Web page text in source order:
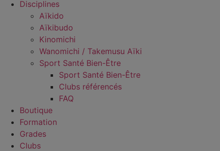
Disciplines
Aïkido
Aïkibudo
Kinomichi
Wanomichi / Takemusu Aïki
Sport Santé Bien-Être
Sport Santé Bien-Être
Clubs référencés
FAQ
Boutique
Formation
Grades
Clubs